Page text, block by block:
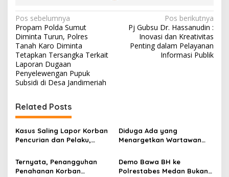
N
a
v
i
g
s
i
p
s
Pos sebelumnya
Propam Polda Sumut
Diminta Turun, Polres
Tanah Karo Diminta
Tetapkan Tersangka Terkait
Laporan Dugaan
Penyelewengan Pupuk
Subsidi di Desa Jandimeriah
Pos berikutnya
Pj Gubsu Dr. Hassanudin :
Inovasi dan Kreativitas
Penting dalam Pelayanan
Informasi Publik
Related Posts
Kasus Saling Lapor Korban
Pencurian dan Pelaku,
Nasution Minta
Kapolrestabes Medan
Diduga Ada yang
Menargetkan Wartawan
Tersangka dan Dpo Karena
Membantu Polisi
Ternyata, Penangguhan
Penahanan Korban
Demo Bawa BH ke
Polrestabes Medan Bukan